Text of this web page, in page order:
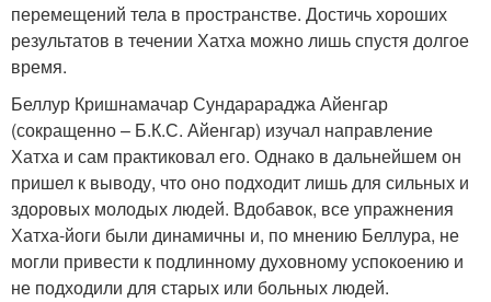
перемещений тела в пространстве. Достичь хороших
результатов в течении Хатха можно лишь спустя долгое
время.
Беллур Кришнамачар Сундарараджа Айенгар
(сокращенно – Б.К.С. Айенгар) изучал направление
Хатха и сам практиковал его. Однако в дальнейшем он
пришел к выводу, что оно подходит лишь для сильных и
здоровых молодых людей. Вдобавок, все упражнения
Хатха-йоги были динамичны и, по мнению Беллура, не
могли привести к подлинному духовному успокоению и
не подходили для старых или больных людей.